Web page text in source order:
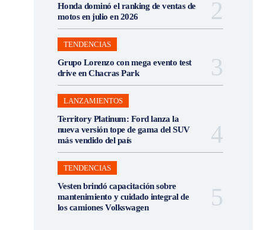
Honda dominó el ranking de ventas de
motos en julio en 2026
TENDENCIAS
Grupo Lorenzo con mega evento test
drive en Chacras Park
LANZAMIENTOS
Territory Platinum: Ford lanza la
nueva versión tope de gama del SUV
más vendido del país
TENDENCIAS
Vesten brindó capacitación sobre
mantenimiento y cuidado integral de
los camiones Volkswagen